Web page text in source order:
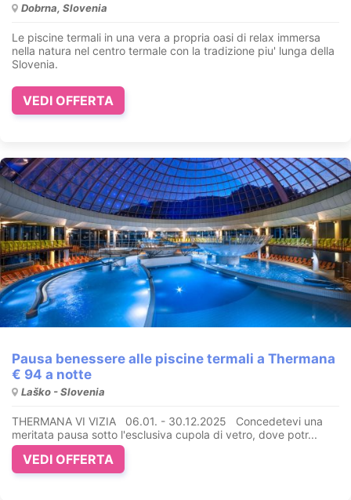
Dobrna, Slovenia
Le piscine termali in una vera a propria oasi di relax immersa
nella natura nel centro termale con la tradizione piu' lunga della
Slovenia.
VEDI OFFERTA
Pausa benessere alle piscine termali a Thermana
€ 94 a notte
Laško - Slovenia
THERMANA VI VIZIA 06.01. - 30.12.2025 Concedetevi una
meritata pausa sotto l'esclusiva cupola di vetro, dove potr...
VEDI OFFERTA